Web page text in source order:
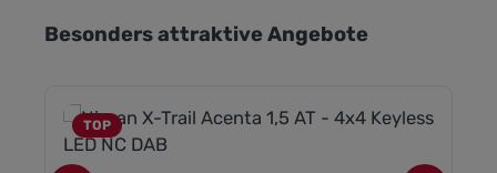
Produktgalerie überspringen
Besonders attraktive Angebote
TOP